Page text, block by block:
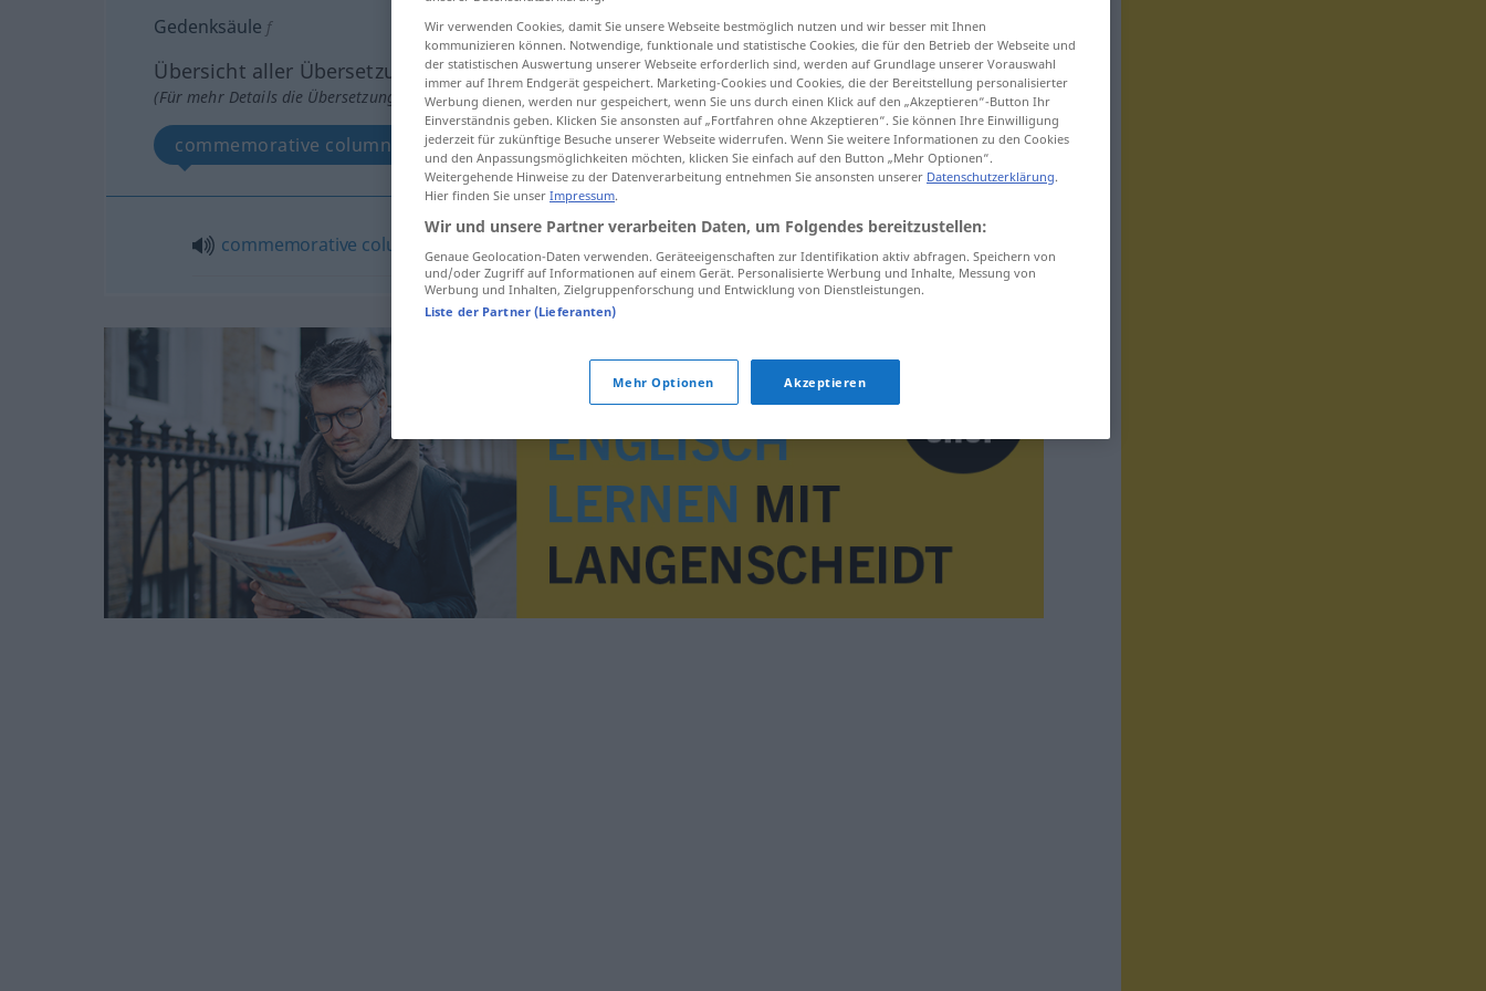
Gedenksäule f
Übersicht aller Übersetzungen
(Für mehr Details die Übersetzung anklicken/antippen)
commemorative column
commemorative column
Wir verwenden Cookies, damit Sie unsere Webseite bestmöglich nutzen und wir besser mit Ihnen
kommunizieren können. Notwendige, funktionale und statistische Cookies, die für den Betrieb der Webseite und
der statistischen Auswertung unserer Webseite erforderlich sind, werden auf Grundlage unserer Vorauswahl
immer auf Ihrem Endgerät gespeichert. Marketing-Cookies und Cookies, die der Bereitstellung personalisierter
Werbung dienen, werden nur gespeichert, wenn Sie uns durch einen Klick auf den „Akzeptieren“-Button Ihr
Einverständnis geben. Klicken Sie ansonsten auf „Fortfahren ohne Akzeptieren“. Sie können Ihre Einwilligung
jederzeit für zukünftige Besuche unserer Webseite widerrufen. Wenn Sie weitere Informationen zu den Cookies
und den Anpassungsmöglichkeiten möchten, klicken Sie einfach auf den Button „Mehr Optionen“.
Weitergehende Hinweise zu der Datenverarbeitung entnehmen Sie ansonsten unserer Datenschutzerklärung.
Hier finden Sie unser Impressum.
Wir und unsere Partner verarbeiten Daten, um Folgendes bereitzustellen:
Genaue Geolocation-Daten verwenden. Geräteeigenschaften zur Identifikation aktiv abfragen. Speichern von
und/oder Zugriff auf Informationen auf einem Gerät. Personalisierte Werbung und Inhalte, Messung von
Werbung und Inhalten, Zielgruppenforschung und Entwicklung von Dienstleistungen.
Liste der Partner (Lieferanten)
Mehr Optionen Akzeptieren